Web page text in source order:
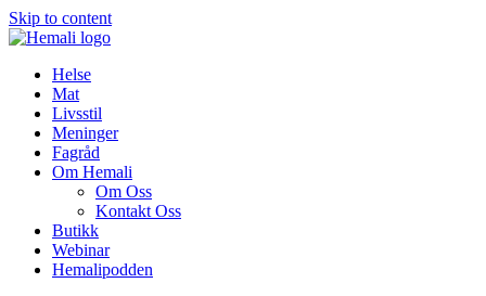
Skip to content
Helse
Mat
Livsstil
Meninger
Fagråd
Om Hemali
Om Oss
Kontakt Oss
Butikk
Webinar
Hemalipodden